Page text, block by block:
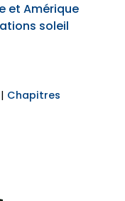
et Amérique
soleil
| Chapitres